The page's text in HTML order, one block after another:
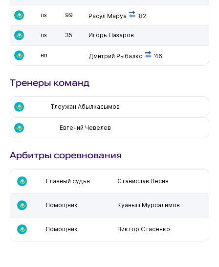
пз 99 Расул Маруа '82
пз 35 Игорь Назаров
нп Дмитрий Рыбалко '46
Тренеры команд
Тлеужан Абылкасымов
Евгений Чевелев
Арбитры соревнования
Главный судья Станислав Лесив
Помощник Куаныш Мурсалимов
Помощник Виктор Стасенко